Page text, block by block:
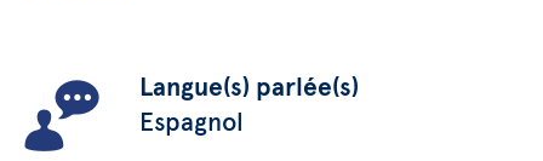
Langue(s) parlée(s)
Espagnol